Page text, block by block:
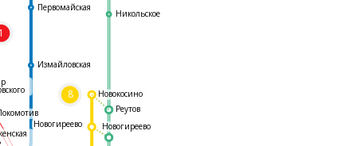
8
Никольское
Реутов
Измайловская
Первомайская
Новогиреево
Новогиреево
Новокосино